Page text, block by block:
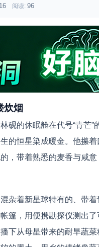
阅读: 96
炊烟
砚的休眠舱在代号“青芒”
的恒星染成暖金。他攥
带着熟悉的麦香与咸意
杂着新星球特有的、带着
篷，用便携勘探仪测出
下从母星带来的耐旱蔬